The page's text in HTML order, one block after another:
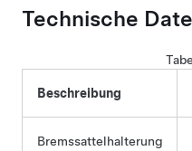
Technische
Beschreibung
Bremssattelhalterung